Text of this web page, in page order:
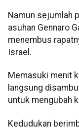
Namun sejumlah
asuhan Gennaro
menembus
Israel.
Memasuki menit
langsung
untuk mengubah
Kedudukan